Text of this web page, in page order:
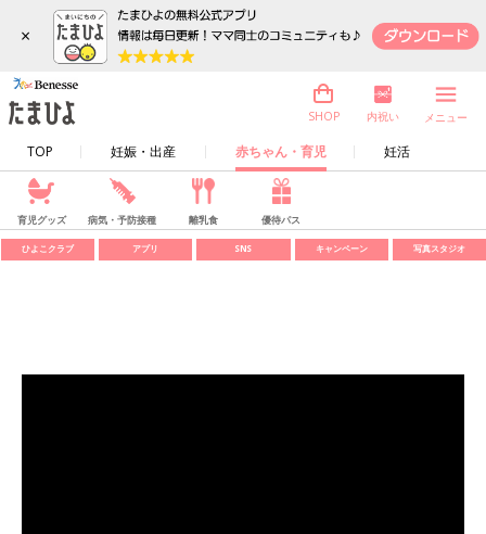
×
TOP 妊娠・出産 赤ちゃん・育児 妊活
SHOP 内祝い メニュー
育児グッズ 病気・予防接種 離乳食 優待パス
ひよこクラブ アプリ SNS キャンペーン 写真スタジオ